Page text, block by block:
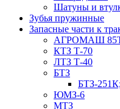
Шатуны и
Зубья пружинные
Запасные части к
АГРОМАШ
КТЗ Т-70
ЛТЗ Т-40
БТЗ
БТЗ-
ЮМЗ-6
МТЗ